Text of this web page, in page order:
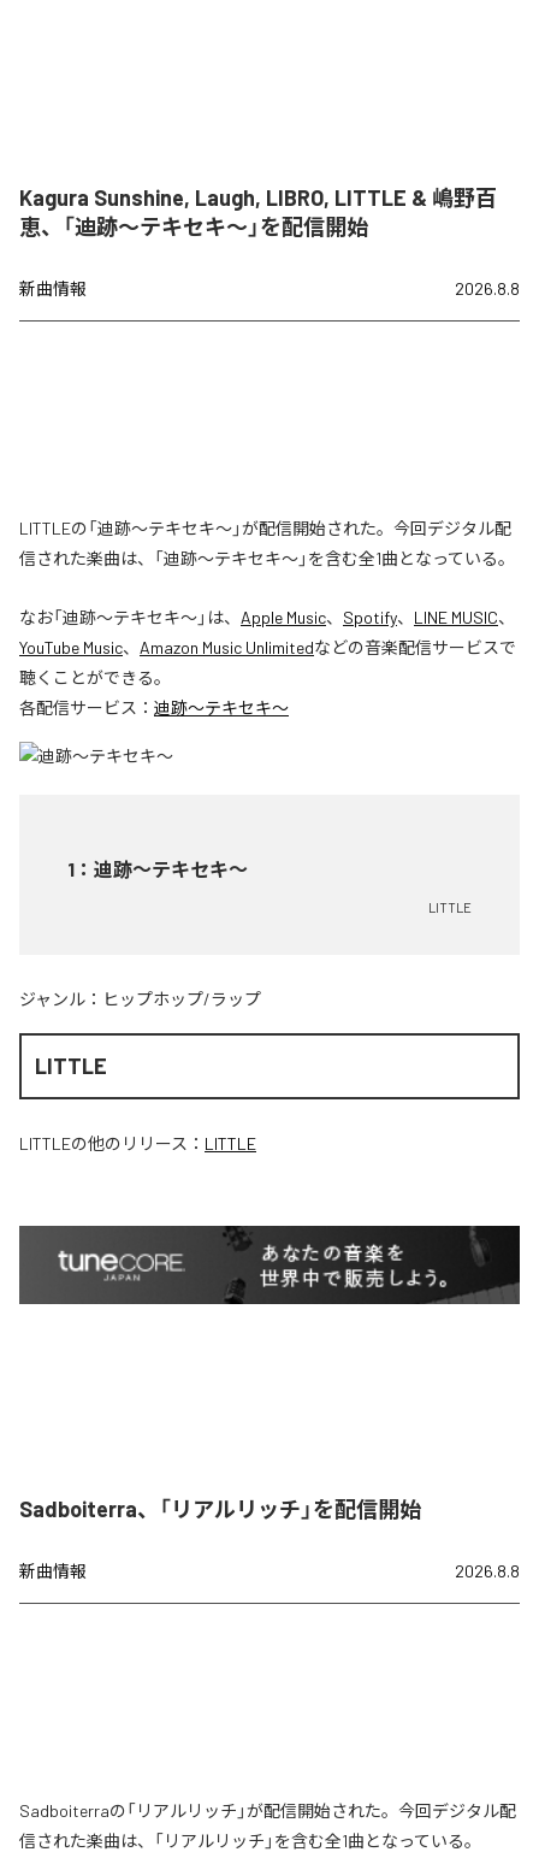
Kagura Sunshine, Laugh, LIBRO, LITTLE & 嶋野百
恵、「迪跡〜テキセキ〜」を配信開始
新曲情報 2026.8.8
LITTLEの「迪跡〜テキセキ〜」が配信開始された。今回デジタル配
信された楽曲は、「迪跡〜テキセキ〜」を含む全1曲となっている。
なお「迪跡〜テキセキ〜」は、 Apple Music、 Spotify、 LINE MUSIC、
YouTube Music、 Amazon Music Unlimitedなどの音楽配信サービスで
聴くことができる。
各配信サービス： 迪跡〜テキセキ〜
1 ： 迪跡〜テキセキ〜
LITTLE
ジャンル： ヒップホップ/ラップ
LITTLE
LITTLEの他のリリース： LITTLE
Sadboiterra、「リアルリッチ」を配信開始
新曲情報 2026.8.8
Sadboiterraの「リアルリッチ」が配信開始された。今回デジタル配
信された楽曲は、「リアルリッチ」を含む全1曲となっている。